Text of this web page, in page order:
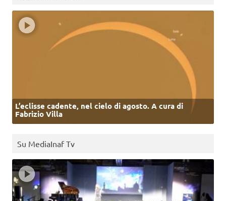
L’eclisse cadente, nel cielo di agosto. A cura di
Fabrizio Villa
Su MediaInaf Tv